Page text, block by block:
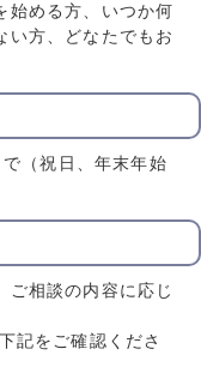
始める方、いつか何
い方、どなたでもお
（祝日、年末年始
ご相談の内容に応じ
記をご確認くださ